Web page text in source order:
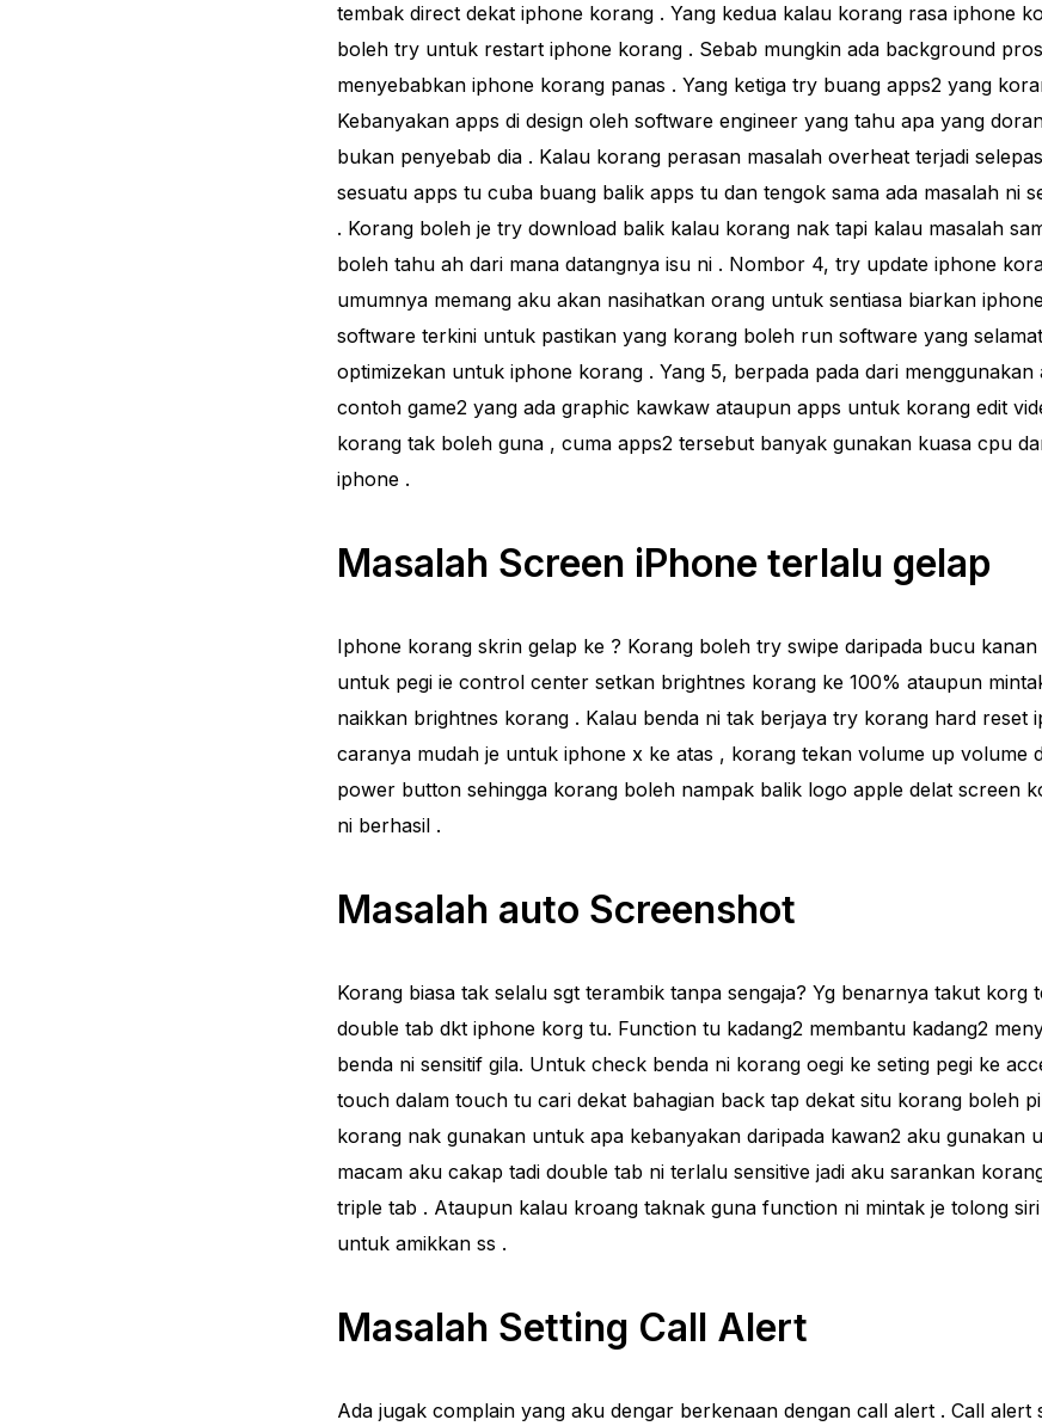
tembak direct dekat iphone korang . Yang kedua kalau korang rasa iphone
boleh try untuk restart iphone korang . Sebab mungkin ada background
menyebabkan iphone korang panas . Yang ketiga try buang apps2 yang
Kebanyakan apps di design oleh software engineer yang tahu apa yang
bukan penyebab dia . Kalau korang perasan masalah overheat terjadi
sesuatu apps tu cuba buang balik apps tu dan tengok sama ada masalah ni
. Korang boleh je try download balik kalau korang nak tapi kalau masalah
boleh tahu ah dari mana datangnya isu ni . Nombor 4, try update iphone
umumnya memang aku akan nasihatkan orang untuk sentiasa biarkan
software terkini untuk pastikan yang korang boleh run software yang
optimizekan untuk iphone korang . Yang 5, berpada pada dari
contoh game2 yang ada graphic kawkaw ataupun apps untuk korang edit
korang tak boleh guna , cuma apps2 tersebut banyak gunakan kuasa cpu
iphone .
Masalah Screen iPhone terlalu gelap
Iphone korang skrin gelap ke ? Korang boleh try swipe daripada bucu
untuk pegi ie control center setkan brightnes korang ke 100% ataupun
naikkan brightnes korang . Kalau benda ni tak berjaya try korang hard reset
caranya mudah je untuk iphone x ke atas , korang tekan volume up volume
power button sehingga korang boleh nampak balik logo apple delat screen
ni berhasil .
Masalah auto Screenshot
Korang biasa tak selalu sgt terambik tanpa sengaja? Yg benarnya takut korg
double tab dkt iphone korg tu. Function tu kadang2 membantu kadang2
benda ni sensitif gila. Untuk check benda ni korang oegi ke seting pegi ke
touch dalam touch tu cari dekat bahagian back tap dekat situ korang boleh
korang nak gunakan untuk apa kebanyakan daripada kawan2 aku gunakan
macam aku cakap tadi double tab ni terlalu sensitive jadi aku sarankan
triple tab . Ataupun kalau kroang taknak guna function ni mintak je tolong
untuk amikkan ss .
Masalah Setting Call Alert
Ada jugak complain yang aku dengar berkenaan dengan call alert . Call alert